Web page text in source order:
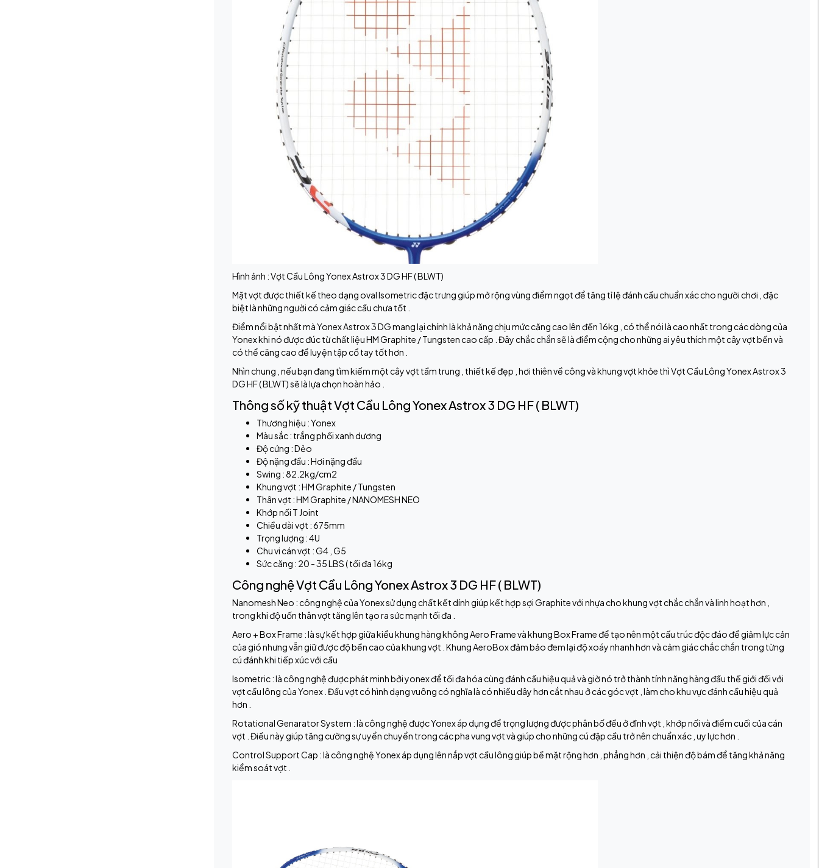
Hình ảnh : Vợt Cầu Lông Yonex Astrox 3 DG HF ( BLWT)
Mặt vợt được thiết kế theo dạng oval Isometric đặc trưng giúp mở rộng vùng điểm ngọt để tăng tỉ lệ đánh cầu chuẩn xác cho người chơi , đặc
biệt là những người có cảm giác cầu chưa tốt .
Điểm nổi bật nhất mà Yonex Astrox 3 DG mang lại chính là khả năng chịu mức căng cao lên đến 16kg , có thể nói là cao nhất trong các dòng của
Yonex khi nó được đúc từ chất liệu HM Graphite / Tungsten cao cấp . Đây chắc chắn sẽ là điểm cộng cho những ai yêu thích một cây vợt bền và
có thể căng cao để luyện tập cổ tay tốt hơn .
Nhìn chung , nếu bạn đang tìm kiếm một cây vợt tầm trung , thiết kế đẹp , hơi thiên về công và khung vợt khỏe thì Vợt Cầu Lông Yonex Astrox 3
DG HF ( BLWT) sẽ là lựa chọn hoàn hảo .
Thông số kỹ thuật Vợt Cầu Lông Yonex Astrox 3 DG HF ( BLWT)
Thương hiệu : Yonex
Màu sắc : trắng phối xanh dương
Độ cứng : Dẻo
Độ nặng đầu : Hơi nặng đầu
Swing : 82.2kg/cm2
Khung vợt : HM Graphite / Tungsten
Thân vợt : HM Graphite / NANOMESH NEO
Khớp nối T Joint
Chiều dài vợt : 675mm
Trọng lượng : 4U
Chu vi cán vợt : G4 , G5
Sức căng : 20 - 35 LBS ( tối đa 16kg
Công nghệ Vợt Cầu Lông Yonex Astrox 3 DG HF ( BLWT)
Nanomesh Neo : công nghệ của Yonex sử dụng chất kết dính giúp kết hợp sợi Graphite với nhựa cho khung vợt chắc chắn và linh hoạt hơn ,
trong khi độ uốn thân vợt tăng lên tạo ra sức mạnh tối đa .
Aero + Box Frame : là sự kết hợp giữa kiểu khung hàng không Aero Frame và khung Box Frame để tạo nên một cấu trúc độc đáo để giảm lực cản
của gió nhưng vẫn giữ được độ bền cao của khung vợt . Khung AeroBox đảm bảo đem lại độ xoáy nhanh hơn và cảm giác chắc chắn trong từng
cú đánh khi tiếp xúc với cầu
Isometric : là công nghệ được phát minh bởi yonex để tối đa hóa cùng đánh cầu hiệu quả và giờ nó trở thành tính năng hàng đầu thế giới đối với
vợt cầu lông của Yonex . Đầu vợt có hình dạng vuông có nghĩa là có nhiều dây hơn cắt nhau ở các góc vợt , làm cho khu vực đánh cầu hiệu quả
hơn .
Rotational Genarator System : là công nghệ được Yonex áp dụng để trọng lượng được phân bố đều ở đỉnh vợt , khớp nối và điểm cuối của cán
vợt . Điều này giúp tăng cường sự uyển chuyển trong các pha vung vợt và giúp cho những cú đập cầu trở nên chuẩn xác , uy lực hơn .
Control Support Cap : là công nghệ Yonex áp dụng lên nắp vợt cầu lông giúp bề mặt rộng hơn , phẳng hơn , cải thiện độ bám để tăng khả năng
kiểm soát vợt .